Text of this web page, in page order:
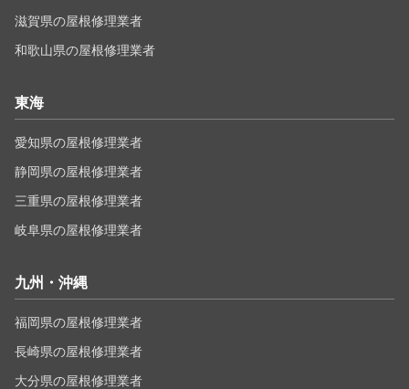
滋賀県の屋根修理業者
和歌山県の屋根修理業者
東海
愛知県の屋根修理業者
静岡県の屋根修理業者
三重県の屋根修理業者
岐阜県の屋根修理業者
九州・沖縄
福岡県の屋根修理業者
長崎県の屋根修理業者
大分県の屋根修理業者